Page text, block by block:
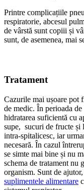
Printre complicațiile
respiratorie, abcesul
de vârstă sunt copiii și
sunt, de asemenea, mai
Tratament
Cazurile mai ușoare pot
de medic. În perioada
hidratarea suficientă cu
supe, sucuri de fructe și
intra-spitalicesc, iar
necesară. În cazul
se simte mai bine și nu
schema de tratament nu
organism. Sunt de
suplimentele alimentare